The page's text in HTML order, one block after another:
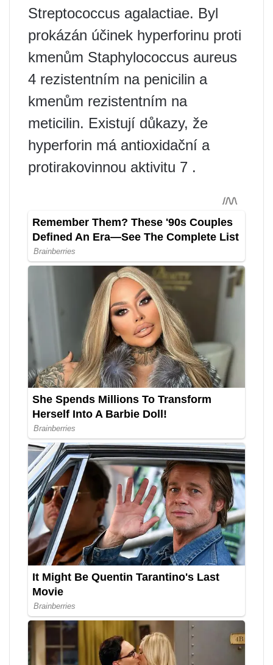
Streptococcus agalactiae. Byl
prokázán účinek hyperforinu proti
kmenům Staphylococcus aureus
4 rezistentním na penicilin a
kmenům rezistentním na
meticilin. Existují důkazy, že
hyperforin má antioxidační a
protirakovinnou aktivitu 7 .